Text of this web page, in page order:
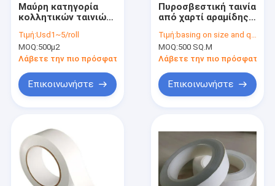
Περίπου εμείς
Μαύρη κατηγορία
κολλητικών ταινιών
Τιμή:Usd1~5/roll
MOQ:500μ2
Λάβετε την πιο πρόσφατη τιμή
Επικοινωνήστε
Πυροσβεστική ταινία
από χαρτί αραμίδης
χρώμα
Τιμή:basing on size and quantity
MOQ:500 SQ.M
Λάβετε την πιο πρόσφατη
Επικοινωνήστε